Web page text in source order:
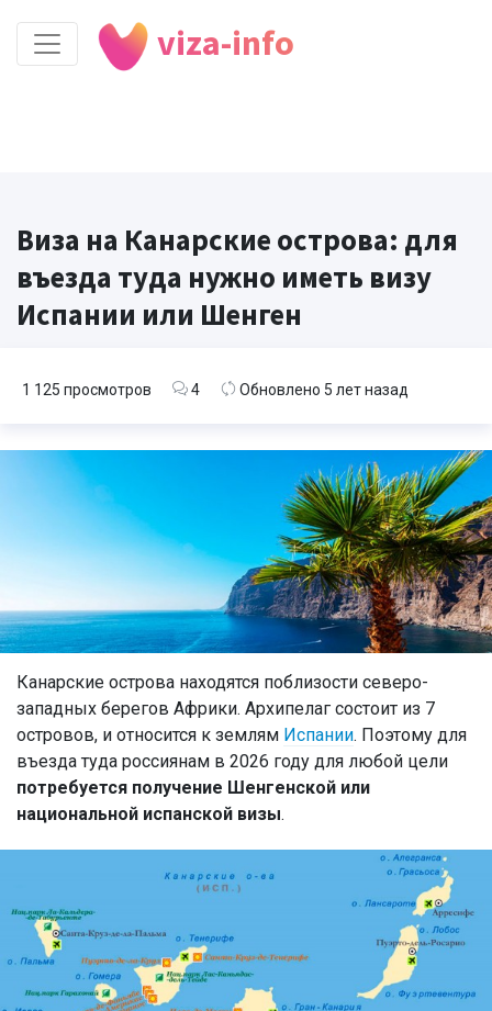
viza-info
Виза на Канарские острова: для
въезда туда нужно иметь визу
Испании или Шенген
Канарские острова находятся поблизости северо-
западных берегов Африки. Архипелаг состоит из 7
островов, и относится к землям Испании. Поэтому для
въезда туда россиянам в 2026 году для любой цели
потребуется получение Шенгенской или
национальной испанской визы.
1 125 просмотров 4 Обновлено 5 лет назад